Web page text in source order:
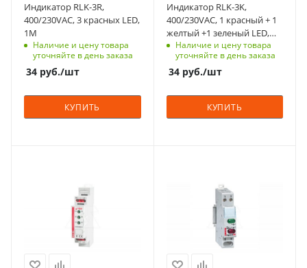
Цвет
красный
Количество в упаковке
шт
Индикатор RLK-3R,
400/230VAC, 3 красных LED,
1M
Наличие и цену товара
уточняйте в день заказа
34 руб./шт
КУПИТЬ
Цвет
красный-желтый-
зеленый
Количество в упаковке
1
Единицы измерения
Индикатор RLK-3K,
400/230VAC, 1 красный + 1
желтый +1 зеленый LED,
1MНаличие и цену товара
уточняйте в день заказа
34руб./шт
КУПИТЬ
Количество модулей
Срок поставки под
заказ
Количество модулей
Срок поставки под
заказ